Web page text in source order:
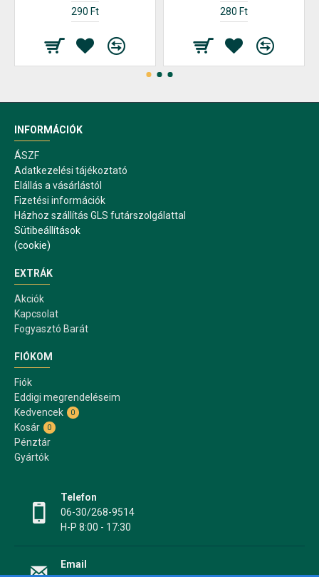
290 Ft 280 Ft
INFORMÁCIÓK
ÁSZF
Adatkezelési tájékoztató
Elállás a vásárlástól
Fizetési információk
Házhoz szállítás GLS futárszolgálattal
Sütibeállítások
(cookie)
EXTRÁK
Akciók
Kapcsolat
Fogyasztó Barát
FIÓKOM
Fiók
Eddigi megrendeléseim
Kedvencek
0
Kosár 0
Pénztár
Gyártók
Telefon
06-30/268-9514
H-P 8:00 - 17:30
Email
info@papir17.hu